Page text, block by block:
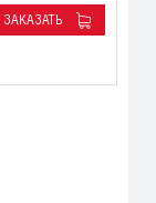
ЗАКАЗАТЬ